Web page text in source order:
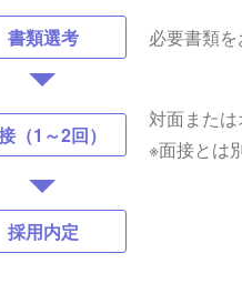
書類選考 必要書類を
（1～2回）
対面または
※面接とは
採用内定